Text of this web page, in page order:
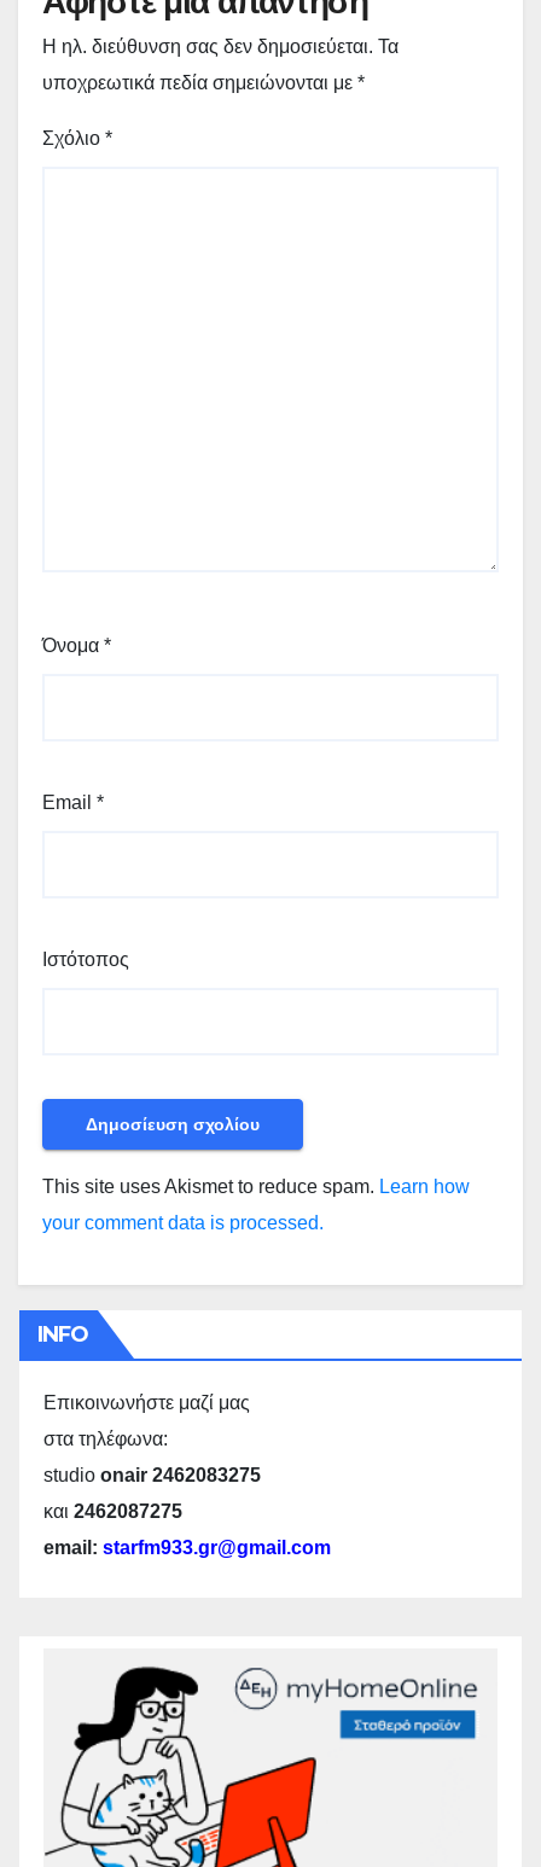
Η ηλ. διεύθυνση σας δεν δημοσιεύεται. Τα
υποχρεωτικά πεδία σημειώνονται με *
Σχόλιο *
Όνομα *
Email *
Ιστότοπος
This site uses Akismet to reduce spam. Learn how
your comment data is processed.
INFO
Επικοινωνήστε μαζί μας
στα τηλέφωνα:
studio onair 2462083275
και 2462087275
email: starfm933.gr@gmail.com